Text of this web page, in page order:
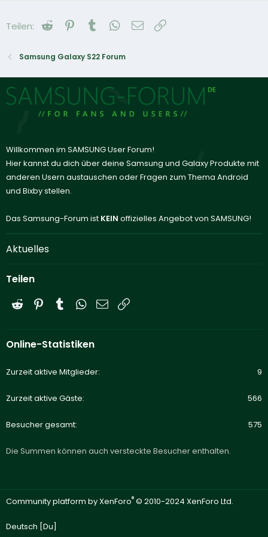
Teilen: Reddit Pinterest
Tumblr WhatsApp
E-Mail
Samsung Galaxy S22 Forum
Willkommen im SAMSUNG User Forum!
Hier kannst du dich über deine Samsung und Galaxy Produkte mit
anderen Usern austauschen oder Fragen zum Thema Android
und Bixby stellen.
Das Samsung-Forum ist KEIN offizielles Angebot von SAMSUNG!
Aktuelles
Teilen
Reddit PinterestTumblrWhatsApp
E-Mail
Online-Statistiken
Zurzeit aktive Mitglieder 9
Zurzeit aktive Gäste 566
Besucher gesamt 575
Die Summen können auch versteckte Besucher enthalten.
Community platform by XenForo® © 2010-2024 XenForo Ltd.
Deutsch [Du]